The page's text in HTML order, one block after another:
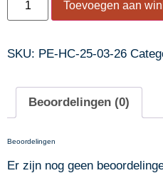
Toevoegen aan
SKU: PE-HC-25-03-26
Beoordelingen (0)
Beoordelingen
Er zijn nog geen